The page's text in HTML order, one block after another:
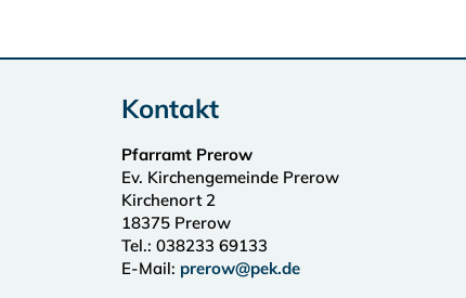
Kontakt
Pfarramt Prerow
Ev. Kirchengemeinde Prerow
Kirchenort 2
18375 Prerow
Tel.: 038233 69133
E-Mail: prerow@pek.de